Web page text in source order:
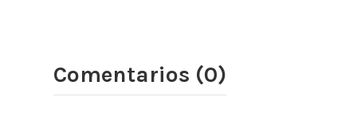
Comentarios (0)